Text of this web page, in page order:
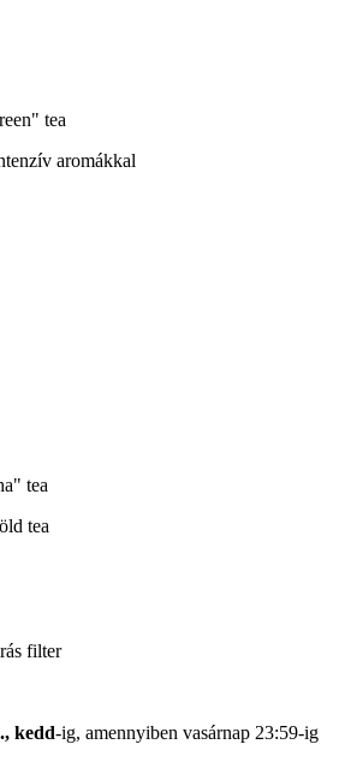
tea
aromákkal
tea
tea
filter
kedd-ig, amennyiben vasárnap 23:59-ig